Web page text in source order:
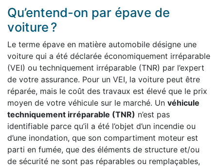
Qu’entend-on par épave de
voiture ?
Le terme épave en matière automobile désigne une
voiture qui a été déclarée économiquement irréparable
(VEI) ou techniquement irréparable (TNR) par l’expert
de votre assurance. Pour un VEI, la voiture peut être
réparée, mais le coût des travaux est élevé que le prix
moyen de votre véhicule sur le marché. Un véhicule
techniquement irréparable (TNR) n’est pas
identifiable parce qu’il a été l’objet d’un incendie ou
d’une inondation, que son compartiment moteur est
parti en fumée, que des éléments de structure et/ou
de sécurité ne sont pas réparables ou remplaçables,